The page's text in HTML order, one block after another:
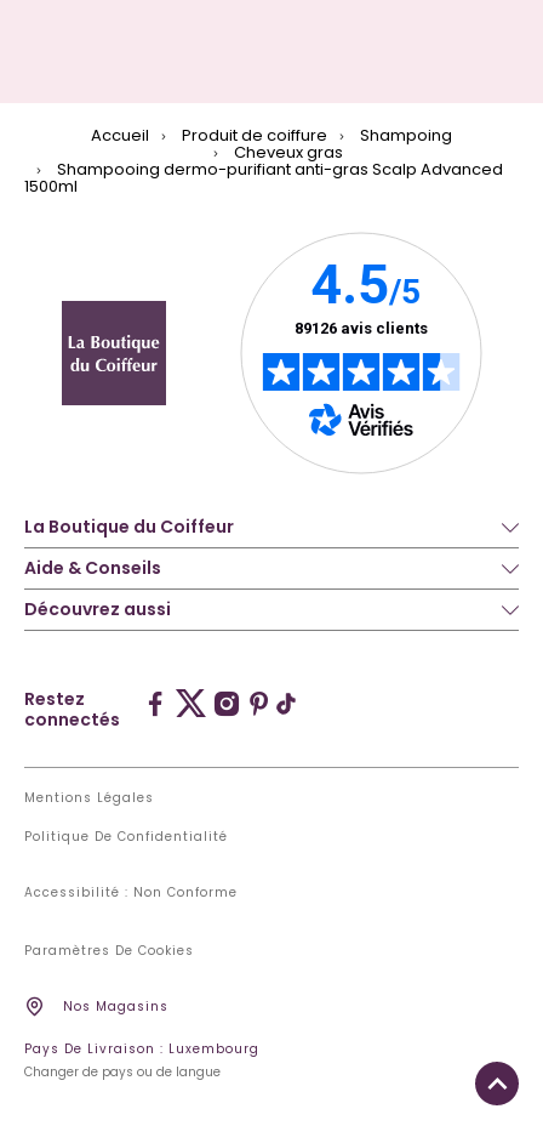
Accueil Produit de coiffure Shampoing
Cheveux gras
Shampooing dermo-purifiant anti-gras Scalp Advanced
1500ml
La Boutique du Coiffeur
Aide & Conseils
Découvrez aussi
Restez
connectés
Mentions Légales
Politique De Confidentialité
Accessibilité : Non Conforme
Paramètres De Cookies
Nos Magasins
Pays De Livraison : Luxembourg
Changer de pays ou de langue